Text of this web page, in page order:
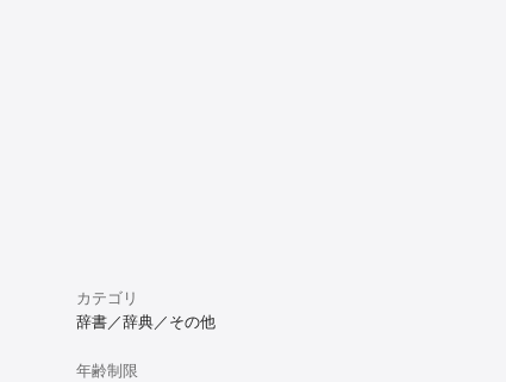
プリ
カテゴリ
辞書／辞典／その他
年齢制限